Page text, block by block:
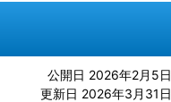
公開日 2026年2月5日
更新日 2026年3月31日